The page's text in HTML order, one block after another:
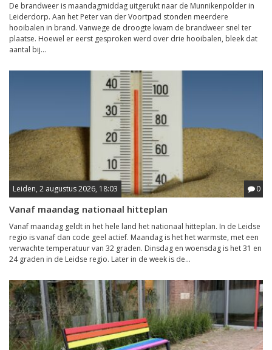
De brandweer is maandagmiddag uitgerukt naar de Munnikenpolder in
Leiderdorp. Aan het Peter van der Voortpad stonden meerdere
hooibalen in brand. Vanwege de droogte kwam de brandweer snel ter
plaatse. Hoewel er eerst gesproken werd over drie hooibalen, bleek dat
aantal bij...
Leiden, 2 augustus 2026, 18:03 0
Vanaf maandag nationaal hitteplan
Vanaf maandag geldt in het hele land het nationaal hitteplan. In de Leidse
regio is vanaf dan code geel actief. Maandag is het het warmste, met een
verwachte temperatuur van 32 graden. Dinsdag en woensdag is het 31 en
24 graden in de Leidse regio. Later in de week is de...